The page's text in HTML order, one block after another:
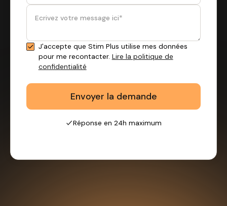
J'accepte que Stim Plus utilise mes données
pour me recontacter. Lire la politique de
confidentialité
Réponse en 24h maximum